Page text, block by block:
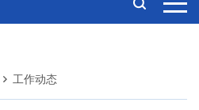
工作动态